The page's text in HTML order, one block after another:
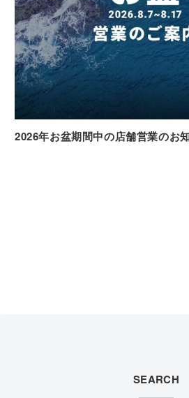
2026年お盆期間中の店舗営業のお
SEARCH